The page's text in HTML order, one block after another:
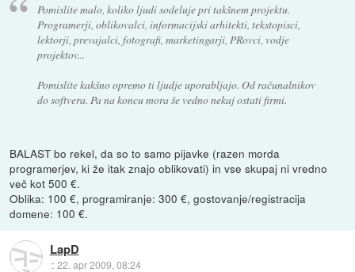
Pomislite malo, koliko ljudi sodeluje pri takšnem projektu.
Programerji, oblikovalci, informacijski arhitekti, tekstopisci,
lektorji, prevajalci, fotografi, marketingarji, PRovci, vodje
projektov...
Pomislite kakšno opremo ti ljudje uporabljajo. Od računalnikov
do softvera. Pa na koncu mora še vedno nekaj ostati firmi.
BALAST bo rekel, da so to samo pijavke (razen morda
programerjev, ki že itak znajo oblikovati) in vse skupaj ni vredno
več kot 500 €.
Oblika: 100 €, programiranje: 300 €, gostovanje/registracija
domene: 100 €.
LapD
::22. apr 2009, 08:24